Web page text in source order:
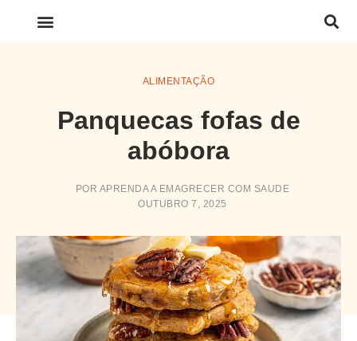
ALIMENTAÇÃO
Panquecas fofas de
abóbora
POR APRENDA A EMAGRECER COM SAUDE
OUTUBRO 7, 2025